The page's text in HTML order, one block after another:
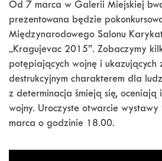
Od 7 marca w Galerii Miejskiej
prezentowana będzie
Międzynarodowego Salonu
„Kragujevac 2015”. Zobaczymy
potępiających wojnę i ukazujących
destrukcyjnym charakterem dla
z determinacja śmieją się, oceniają
wojny. Uroczyste otwarcie wystawy
marca o godzinie 18.00.